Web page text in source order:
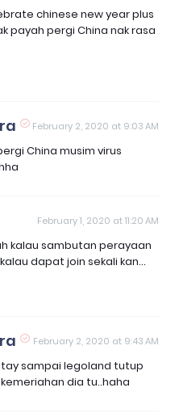
chinese new year plus
payah pergi China nak rasa
February 2, 2020 at 9:03 AM
China musim virus
February 1, 2020 at 11:20 AM
kalau sambutan perayaan
dapat join sekali kan...
February 2, 2020 at 9:43 AM
sampai legoland tutup
dia tu..haha